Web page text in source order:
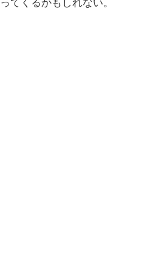
てくるかもしれない。